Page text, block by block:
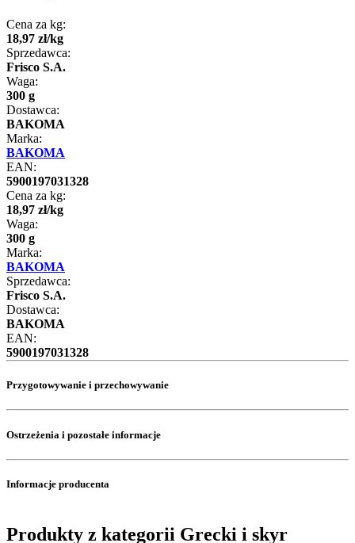
Cena za kg:
18,97 zł/kg
Sprzedawca:
Frisco S.A.
Waga:
300 g
Dostawca:
BAKOMA
Marka:
BAKOMA
EAN:
5900197031328
Cena za kg:
18,97 zł/kg
Waga:
300 g
Marka:
BAKOMA
Sprzedawca:
Frisco S.A.
Dostawca:
BAKOMA
EAN:
5900197031328
Przygotowywanie i przechowywanie
Ostrzeżenia i pozostałe informacje
Informacje producenta
Produkty z kategorii Grecki i skyr